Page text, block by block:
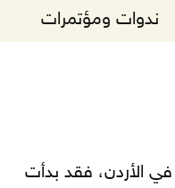
ندوات ومؤتمرات
في الأردن، فقد بدأت